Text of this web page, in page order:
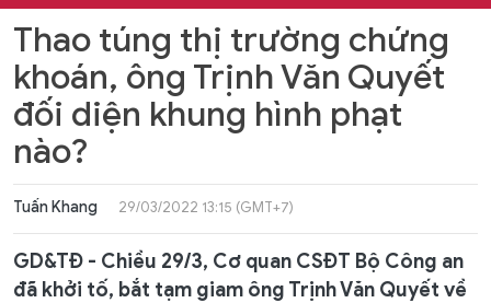
Thao túng thị trường chứng
khoán, ông Trịnh Văn Quyết
đối diện khung hình phạt
nào?
Tuấn Khang 29/03/2022 13:15 (GMT+7)
GD&TĐ - Chiều 29/3, Cơ quan CSĐT Bộ Công an
đã khởi tố, bắt tạm giam ông Trịnh Văn Quyết về